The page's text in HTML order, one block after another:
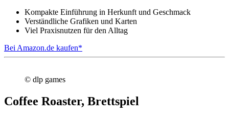
Kompakte Einführung in Herkunft und Geschmack
Verständliche Grafiken und Karten
Viel Praxisnutzen für den Alltag
Bei Amazon.de kaufen*
© dlp games
Coffee Roaster, Brettspiel